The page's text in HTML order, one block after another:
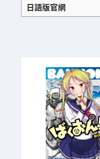
日語版官網